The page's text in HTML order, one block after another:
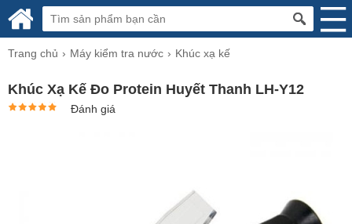
Trang chủ Máy kiểm tra nước Khúc xạ kế
Khúc Xạ Kế Đo Protein Huyết Thanh LH-Y12
Đánh giá